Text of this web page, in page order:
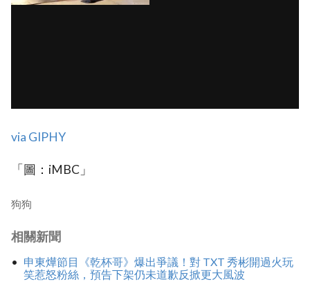
via GIPHY
「圖：iMBC」
狗狗
相關新聞
申東燁節目《乾杯哥》爆出爭議！對 TXT 秀彬開過火玩
笑惹怒粉絲，預告下架仍未道歉反掀更大風波